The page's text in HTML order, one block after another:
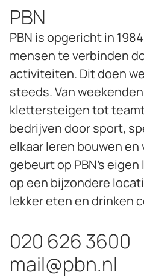
PBN
PBN is opgericht in
mensen te verbinden
activiteiten. Dit doen
steeds. Van
klettersteigen tot
bedrijven door sport,
elkaar leren bouwen
gebeurt op PBN’s
op een bijzondere
lekker eten en drinken
020 626 3600
mail@pbn.nl